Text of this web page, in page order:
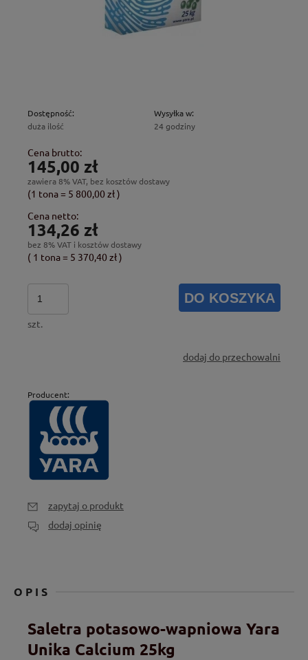
Dostępność:
duża ilość
Wysyłka w:
24 godziny
Cena brutto:
145,00 zł
zawiera 8% VAT, bez kosztów dostawy
(1 tona= 5 800,00 zł)
Cena netto:
134,26 zł
bez 8% VAT i kosztów dostawy
( 1 tona= 5 370,40 zł)
szt.
DO KOSZYKA
dodaj do przechowalni
Producent:
zapytaj o produkt
dodaj opinię
OPIS
Saletra potasowo-wapniowa Yara
Unika Calcium 25kg